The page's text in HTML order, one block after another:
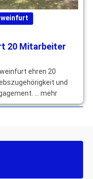
20 Mitarbeiter
ehren 20
und
… mehr